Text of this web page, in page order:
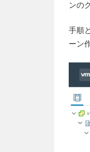
ンの
手順
ーン